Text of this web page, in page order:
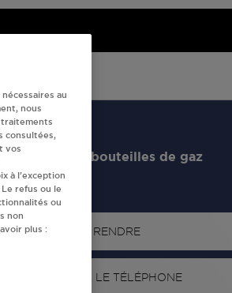
de bouteilles de gaz
S'Y RENDRE
AFFICHER LE TÉLÉPHONE
au
nous
traitements
consultées,
vos
à l’exception
refus ou le
ou
non
plus :